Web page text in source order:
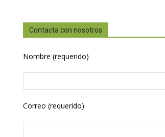
Contacta con nosotros
Nombre (requerido)
Correo (requerido)